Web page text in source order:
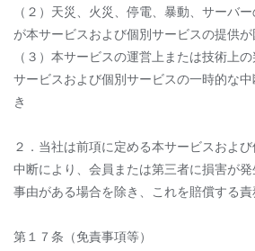
（２）天災、火災、停電、暴動、サーバ
が本サービスおよび個別サービスの提供
（３）本サービスの運営上または技術上
サービスおよび個別サービスの一時的な
き
２．当社は前項に定める本サービスおよ
中断により、会員または第三者に損害が
事由がある場合を除き、これを賠償する責
第１７条（免責事項等）